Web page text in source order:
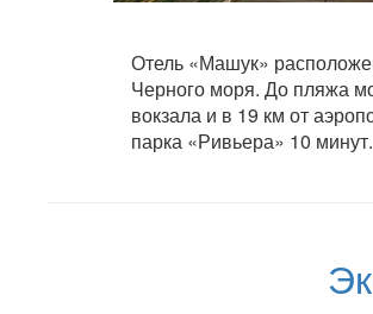
Отель «Машук»
Черного моря. До пляжа
вокзала и в 19 км от
парка «Ривьера» 10 минут.